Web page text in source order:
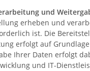
und
erheben und
ist. Die
erfolgt auf
Ihrer Daten erfolgt
und IT-